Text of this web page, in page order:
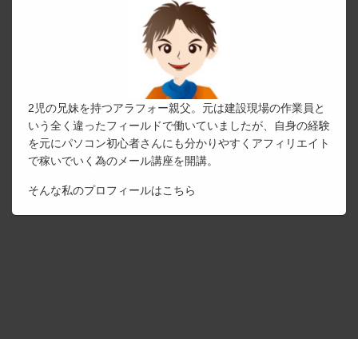
2児の兄妹を持つアラフォー親父。元は建設現場の作業員と
いう全く違ったフィールドで働いていましたが、自身の経験
を元にパソコン初心者さんにも分かりやすくアフィリエイト
で稼いでいく為のメール講座を開講。
そんな私のプロフィールはこちら